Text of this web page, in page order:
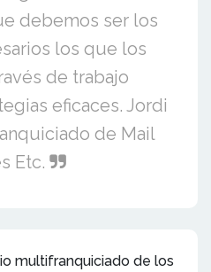
debemos ser los
los que los
de trabajo
eficaces. Jordi
de Mail
Etc.
multifranquiciado de los